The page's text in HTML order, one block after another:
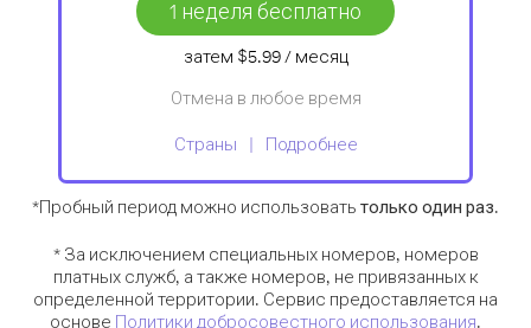
1 неделя бесплатно
затем $5.99/ месяц
Отмена в любое время
Страны Подробнее
*Пробный период можно использовать только один раз.
* За исключением специальных номеров, номеров
платных служб, а также номеров, не привязанных к
определенной территории. Сервис предоставляется на
основе Политики добросовестного использования.